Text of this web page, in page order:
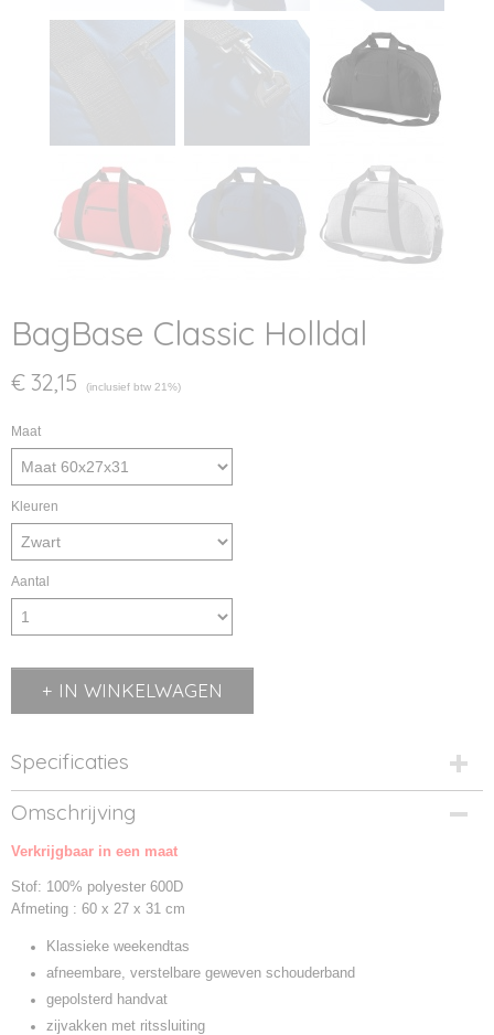
BagBase Classic Holldal
€ 32,15 (inclusief btw 21%)
Maat
Kleuren
Aantal
IN WINKELWAGEN
Specificaties
Productcode
BG22-1
Productcode leverancier
Omschrijving
Verkrijgbaar in een maat
Stof: 100% polyester 600D
Afmeting : 60 x 27 x 31 cm
Klassieke weekendtas
afneembare, verstelbare geweven schouderband
gepolsterd handvat
zijvakken met ritssluiting